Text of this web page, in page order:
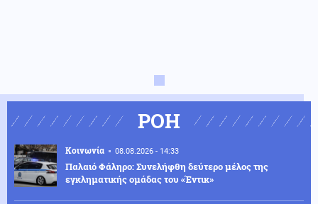
ΡΟΗ
Κοινωνία 08.08.2026 - 14:33
Παλαιό Φάληρο: Συνελήφθη δεύτερο μέλος της
εγκληματικής ομάδας του «Έντικ»